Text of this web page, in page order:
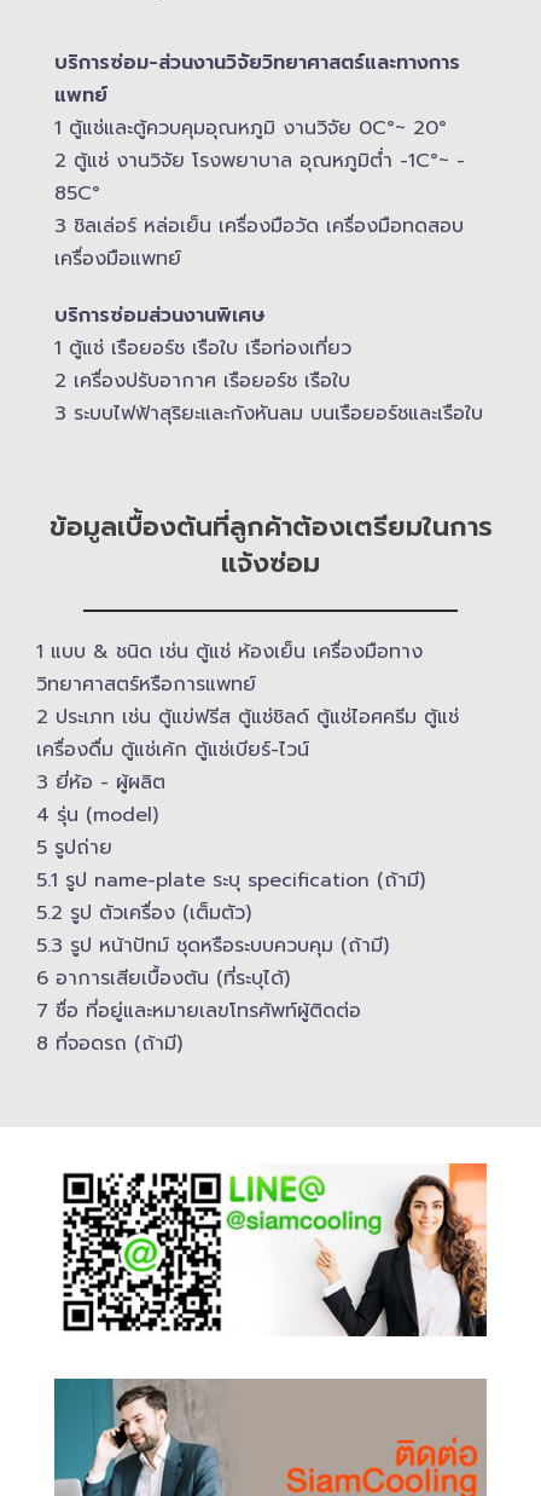
บริการซ่อม-​ส่วนงานวิจัยวิทยาศาสตร์และทางการ
แพทย์
1 ตู้แช่และตู้ควบคุม​อุณหภูมิ​ งานวิจัย 0C°~ 20°
2 ตู้แช่ งานวิจัย โรงพยาบาล อุณหภูมิ​ต่ำ -​1C°~ -​
85C°
3 ชิลเล่อร์ หล่อเย็น เครื่องมือวัด เครื่องมือทดสอบ
เครื่องมือแพทย์
บริการซ่อมส่วนงานพิเศษ
1 ตู้แช่ เรือยอร์ช เรือใบ เรือท่องเที่ยว
2 เครื่องปรับอากาศ เรือยอร์ช เรือใบ
3 ระบบไฟฟ้าสุริยะและกังหันลม บนเรือยอร์ช​และเรือใบ
ข้อมูลเบื้องต้นที่ลูกค้าต้องเตรียมในการ
แจ้งซ่อม
1 แบบ & ​ชนิด เช่น ตู้แช่ ห้องเย็น เครื่องมือทาง
วิทยาศาสตร์​หรือการแพทย์
2 ประเภท เช่น ตู้แข่ฟรีส ตู้แช่ชิลด์ ตู้แช่ไอศครีม ตู้แช่
เครื่องดื่ม ตู้แช่เค้ก ตู้แช่เบียร์-ไวน์
3 ยี่ห้อ -​ ผู้ผลิต
4 รุ่น (model)
5 รูปถ่าย
5.1 รูป name-plate ระบุ specification (ถ้ามี)
5.2 รูป ตัวเครื่อง (เต็มตัว)
5.3 รูป หน้าปัทม์ ชุดหรือระบบควบคุม (ถ้ามี)​
6 อาการเสียเบื้องต้น (ที่ระบุได้)
7 ชื่อ ที่อยู่และ​หมายเลขโทรศัพท์​ผู้ติดต่อ
8 ที่จอดรถ (ถ้ามี)​